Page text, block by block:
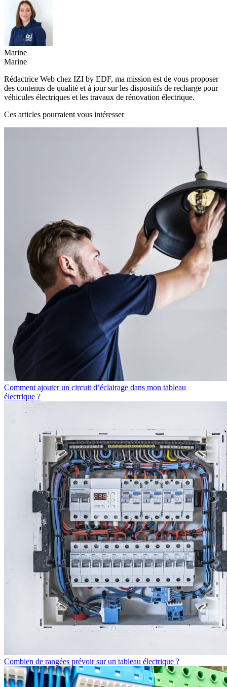
Marine
Marine
Rédactrice Web chez IZI by EDF, ma mission est de vous proposer
des contenus de qualité et à jour sur les dispositifs de recharge pour
véhicules électriques et les travaux de rénovation électrique.
Ces articles pourraient vous intéresser
Comment ajouter un circuit d’éclairage dans mon tableau
électrique ?
Combien de rangées prévoir sur un tableau électrique ?